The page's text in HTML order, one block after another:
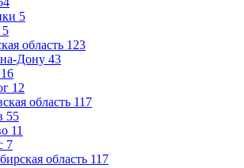
5
5
область 123
Дону 43
16
12
область 117
55
11
7
область 117